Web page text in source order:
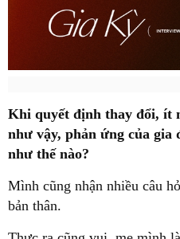
Khi quyết định thay đổi, ít
như vậy, phản ứng của gia
như thế nào?
Mình cũng nhận nhiều câu
bản thân.